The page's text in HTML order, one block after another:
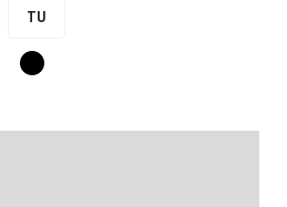
TU
Noir